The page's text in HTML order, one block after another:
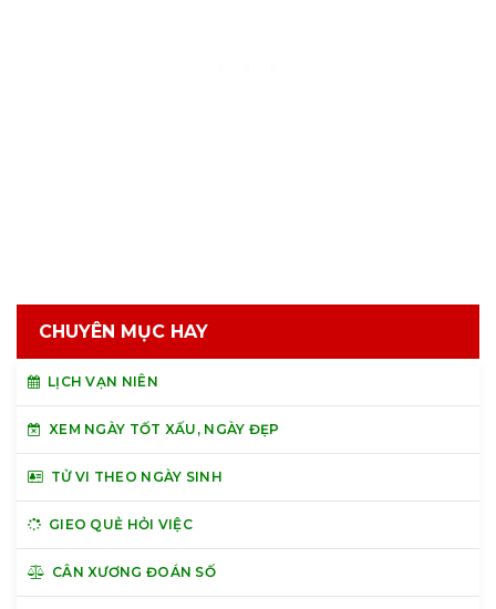
CHUYÊN MỤC HAY
LỊCH VẠN NIÊN
XEM NGÀY TỐT XẤU, NGÀY ĐẸP
TỬ VI THEO NGÀY SINH
GIEO QUẺ HỎI VIỆC
CÂN XƯƠNG ĐOÁN SỐ